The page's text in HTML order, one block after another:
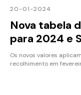
20-01-2024
Nova tabela
para 2024 e
Os novos valores
recolhimento em